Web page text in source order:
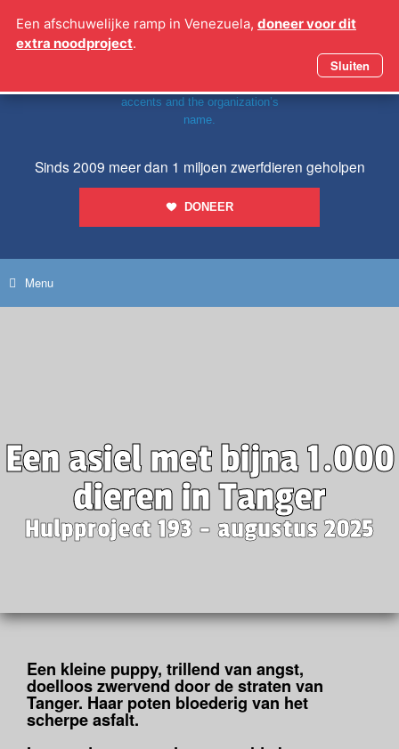
naar
Sinds 2009 meer dan 1 miljoen zwerfdieren geholpen
DONEER
Menu
Een asiel met bijna 1.000
dieren in Tanger
Hulpproject 193 - augustus 2025
Een kleine puppy, trillend van angst,
doelloos zwervend door de straten van
Tanger. Haar poten bloederig van het
scherpe asfalt.
Een afschuwelijke ramp in Venezuela, doneer voor dit
extra noodproject.
Sluiten